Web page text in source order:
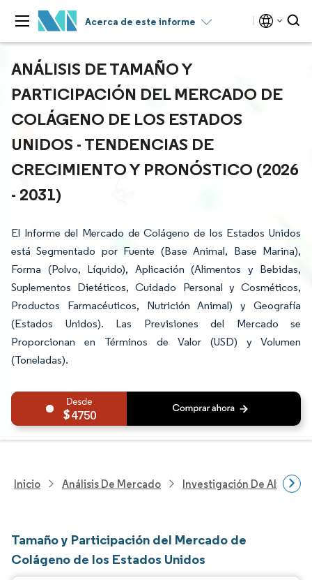
Acerca de este informe
ANÁLISIS DE TAMAÑO Y
PARTICIPACIÓN DEL MERCADO DE
COLÁGENO DE LOS ESTADOS
UNIDOS - TENDENCIAS DE
CRECIMIENTO Y PRONÓSTICO (2026
- 2031)
El Informe del Mercado de Colágeno de los Estados Unidos
está Segmentado por Fuente (Base Animal, Base Marina),
Forma (Polvo, Líquido), Aplicación (Alimentos y Bebidas,
Suplementos Dietéticos, Cuidado Personal y Cosméticos,
Productos Farmacéuticos, Nutrición Animal) y Geografía
(Estados Unidos). Las Previsiones del Mercado se
Proporcionan en Términos de Valor (USD) y Volumen
(Toneladas).
4750
Inicio Análisis De Mercado Investigación De
Tamaño y Participación del Mercado de
Colágeno de los Estados Unidos